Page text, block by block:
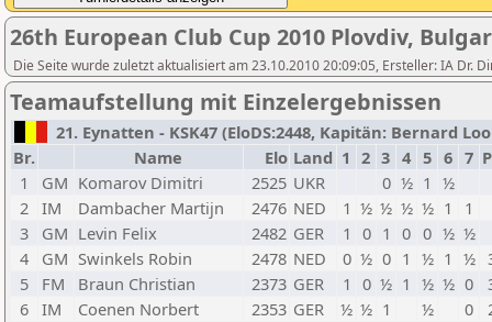
26th European Club Cup 2010 Plovdiv,
Die Seite wurde zuletzt aktualisiert am 23.10.2010 20:09:05, Ersteller: IA Dr.
Teamaufstellung mit Einzelergebnissen
21. Eynatten - KSK47 (EloDS:2448, Kapitän: Bernard
Br.
Name Elo Land 1 2 3 4 5 6 7
1
GM Komarov Dimitri 2525 UKR 0 ½ 1 ½
2 IM Dambacher Martijn 2476 NED 1 ½ ½ ½ ½ 1
1
3
GM Levin Felix 2482 GER 1 0 1 0 0 ½ ½
4
GM Swinkels Robin 2478 NED 0 ½ 0 1 ½ 1 ½
5
FM Braun Christian 2373 GER 1 0 ½ 1 ½ ½ 0
6 IM Coenen Norbert 2353 GER ½ ½ 1 ½ 0